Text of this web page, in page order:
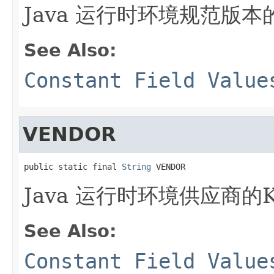
Java 运行时环境规范版本
See Also:
Constant Field
VENDOR
public static final String VENDOR
Java 运行时环境供应商的
See Also:
Constant Field